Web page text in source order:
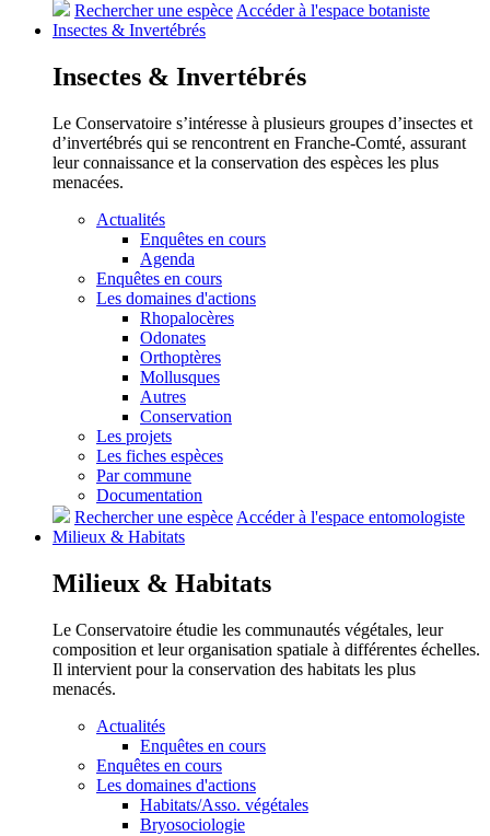
Rechercher une espèceAccéder à l'espace botaniste
Insectes & Invertébrés
Insectes & Invertébrés
Le Conservatoire s’intéresse à plusieurs groupes d’insectes et
d’invertébrés qui se rencontrent en Franche-Comté, assurant
leur connaissance et la conservation des espèces les plus
menacées.
Actualités
Enquêtes en cours
Agenda
Enquêtes en cours
Les domaines d'actions
Rhopalocères
Odonates
Orthoptères
Mollusques
Autres
Conservation
Les projets
Les fiches espèces
Par commune
Documentation
Rechercher une espèce Accéder à l'espace entomologiste
Milieux & Habitats
Milieux & Habitats
Le Conservatoire étudie les communautés végétales, leur
composition et leur organisation spatiale à différentes échelles.
Il intervient pour la conservation des habitats les plus
menacés.
Actualités
Enquêtes en cours
Enquêtes en cours
Les domaines d'actions
Habitats/Asso. végétales
Bryosociologie